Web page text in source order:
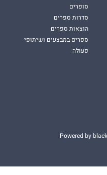
סופרים
סדרות ספרים
הוצאות ספרים
ספרים במבצעים ושיתופי
פעולה
Powered by